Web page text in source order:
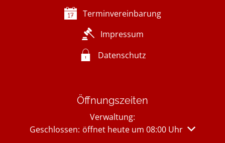
Terminvereinbarung
Impressum
Datenschutz
Öffnungszeiten
Verwaltung:
Klicken, um weitere Öffnungs- oder Schließzeiten
Geschlossen: öffnet heute um 08:00 Uhr